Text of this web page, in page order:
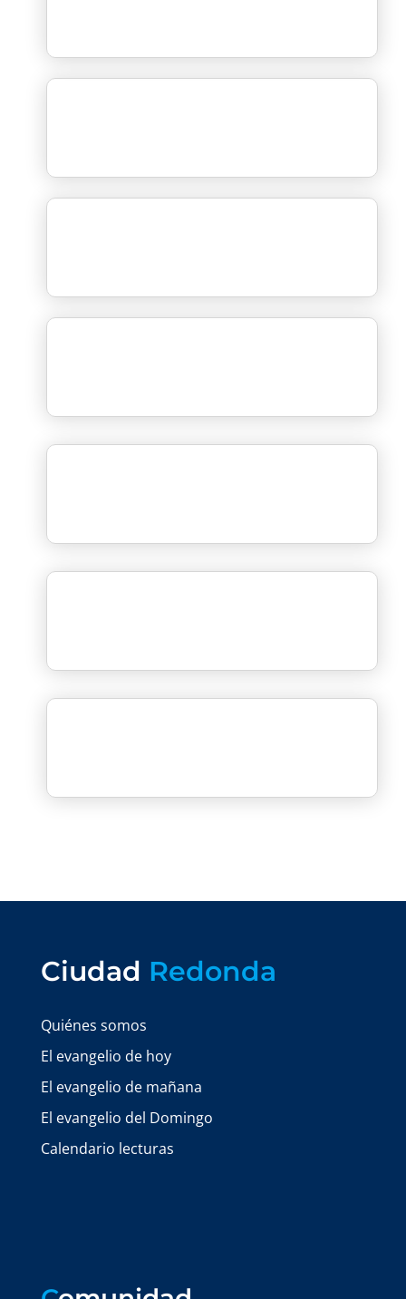
Ciudad Redonda
Quiénes somos
El evangelio de hoy
El evangelio de mañana
El evangelio del Domingo
Calendario lecturas